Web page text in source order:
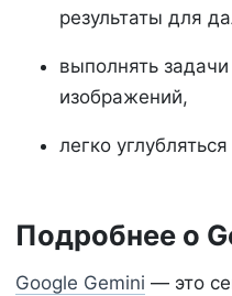
результаты для
выполнять
изображений,
легко
Подробнее о
Google Gemini — это